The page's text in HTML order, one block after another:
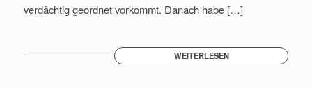
verdächtig geordnet vorkommt. Danach habe […]
WEITERLESEN